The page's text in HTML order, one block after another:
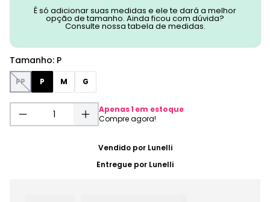
É só adicionar suas medidas e ele te dará a melhor
opção de tamanho. Ainda ficou com dúvida?
Consulte nossa tabela de medidas.
Tamanho: P
PP P M G
Apenas1 em estoque
Vendido por Lunelli
Entregue por Lunelli